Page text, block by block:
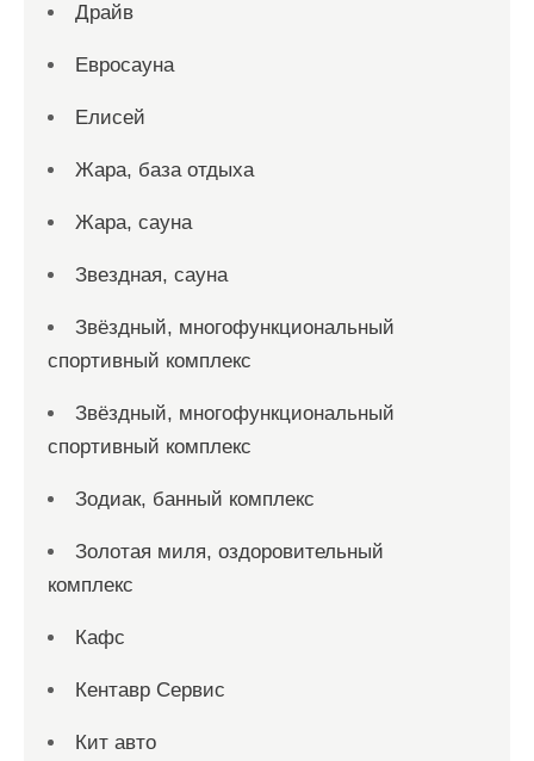
Драйв
Евросауна
Елисей
Жара, база отдыха
Жара, сауна
Звездная, сауна
Звёздный, многофункциональный
спортивный комплекс
Звёздный, многофункциональный
спортивный комплекс
Зодиак, банный комплекс
Золотая миля, оздоровительный
комплекс
Кафс
Кентавр Сервис
Кит авто